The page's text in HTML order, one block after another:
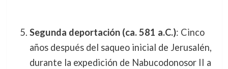
Segunda deportación (ca. 581 a.C.): Cinco
años después del saqueo inicial de Jerusalén,
durante la expedición de Nabucodonosor II a